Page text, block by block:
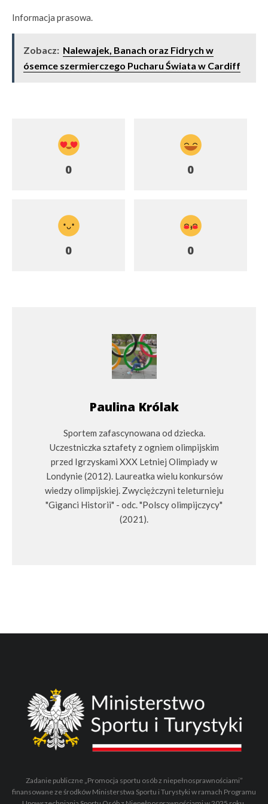
Informacja prasowa.
Zobacz: Nalewajek, Banach oraz Fidrych w
ósemce szermierczego Pucharu Świata w Cardiff
0 0
0 0
Paulina Królak
Sportem zafascynowana od dziecka.
Uczestniczka sztafety z ogniem olimpijskim
przed Igrzyskami XXX Letniej Olimpiady w
Londynie (2012). Laureatka wielu konkursów
wiedzy olimpijskiej. Zwyciężczyni teleturnieju
"Giganci Historii" - odc. "Polscy olimpijczycy"
(2021).
Zadanie publiczne „Promocja sportu osób z niepełnosprawnościami”
finansowane ze środków Ministerstwa Sportu i Turystyki w ramach Programu